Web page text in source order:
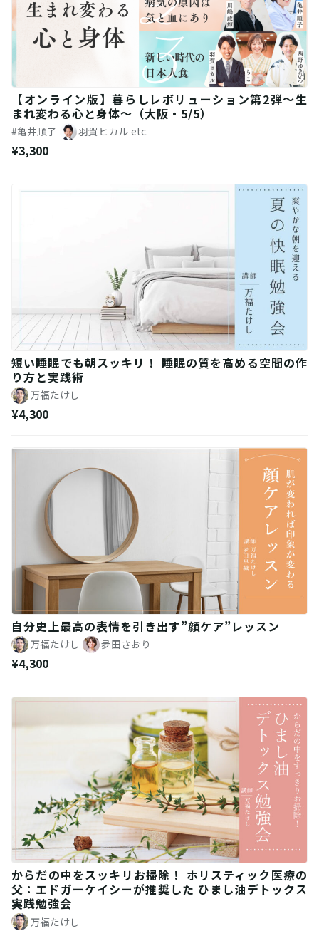
【オンライン版】暮らしレボリューション第2弾〜生
まれ変わる心と身体〜（大阪・5/5）
#亀井順子 羽賀ヒカル etc.
¥3,300
短い睡眠でも朝スッキリ！ 睡眠の質を高める空間の作
り方と実践術
万福たけし
¥4,300
自分史上最高の表情を引き出す”顔ケア”レッスン
万福たけし 夛田さおり
¥4,300
からだの中をスッキリお掃除！ ホリスティック医療の
父：エドガーケイシーが推奨した ひまし油デトックス
実践勉強会
万福たけし